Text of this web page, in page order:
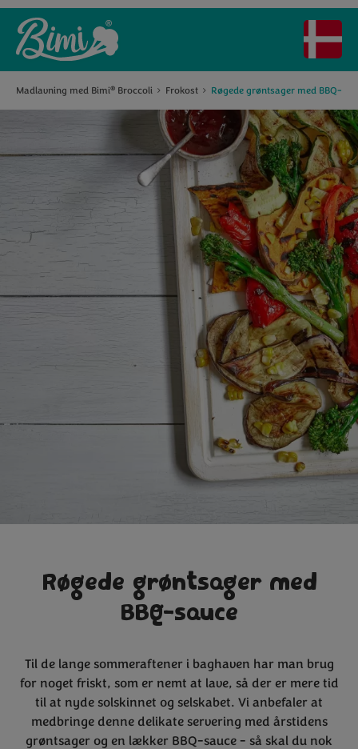
Madlavning med Bimi® Broccoli Frokost Røgede grøntsager med BBQ-
Røgede grøntsager med
BBQ-sauce
Til de lange sommeraftener i baghaven har man brug
for noget friskt, som er nemt at lave, så der er mere tid
til at nyde solskinnet og selskabet. Vi anbefaler at
medbringe denne delikate servering med årstidens
grøntsager og en lækker BBQ-sauce - så skal du nok